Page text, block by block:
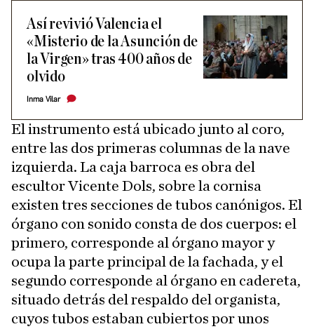
Así revivió Valencia el
«Misterio de la Asunción de
la Virgen» tras 400 años de
olvido
Inma Vilar
El instrumento está ubicado junto al coro,
entre las dos primeras columnas de la nave
izquierda. La caja barroca es obra del
escultor Vicente Dols, sobre la cornisa
existen tres secciones de tubos canónigos. El
órgano con sonido consta de dos cuerpos: el
primero, corresponde al órgano mayor y
ocupa la parte principal de la fachada, y el
segundo corresponde al órgano en cadereta,
situado detrás del respaldo del organista,
cuyos tubos estaban cubiertos por unos